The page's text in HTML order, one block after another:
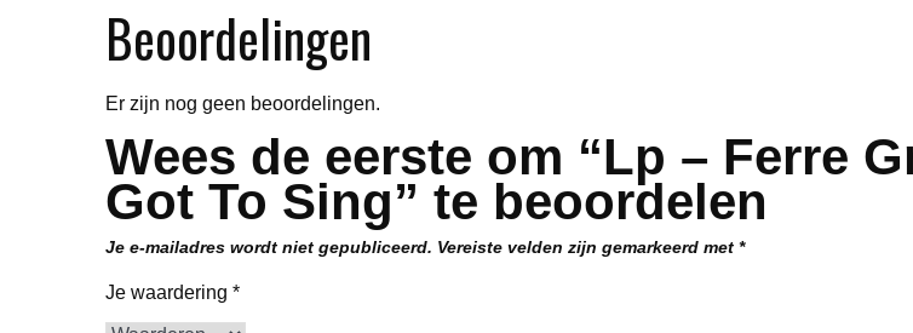
Beoordelingen
Er zijn nog geen beoordelingen.
Wees de eerste om “Lp – Ferre
Got To Sing” te beoordelen
Je e-mailadres wordt niet gepubliceerd. Vereiste velden zijn gemarkeerd met *
Je waardering *